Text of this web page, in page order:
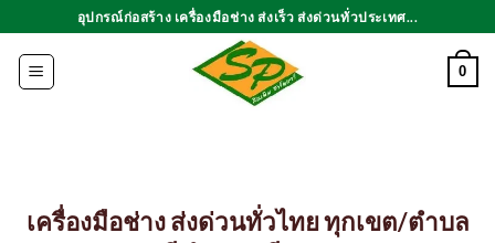
ไป
เนื้อหา
อุปกรณ์ก่อสร้าง เครื่องมือช่าง ส่งเร็ว ส่งด่วนทั่วประเทศ...
0
เครื่องมือช่าง ส่งด่วนทั่วไทย ทุกเขต/ตำบล